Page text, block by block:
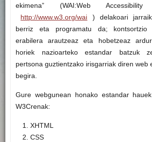
ekimena” (WAI:Web
http://www.w3.org/wai ) delakoari
berriz eta programatu da; kontsortzio
erabilera arautzeaz eta hobetzeaz
horiek nazioarteko estandar batzuk
pertsona guztientzako irisgarriak diren web
begira.
Gure webgunean honako estandar
W3Crenak:
XHTML
CSS